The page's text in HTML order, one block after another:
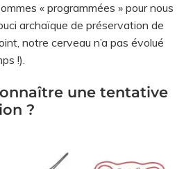
« programmées » pour nous
archaïque de préservation de
notre cerveau n’a pas évolué
!).
une tentative
?